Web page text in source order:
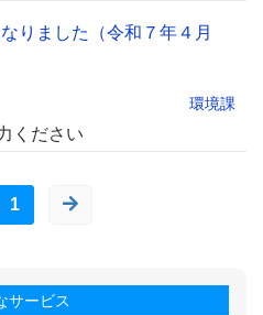
りました（令和７年４月
環境課
ください
1
サービス